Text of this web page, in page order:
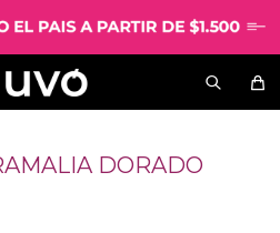
DORADO